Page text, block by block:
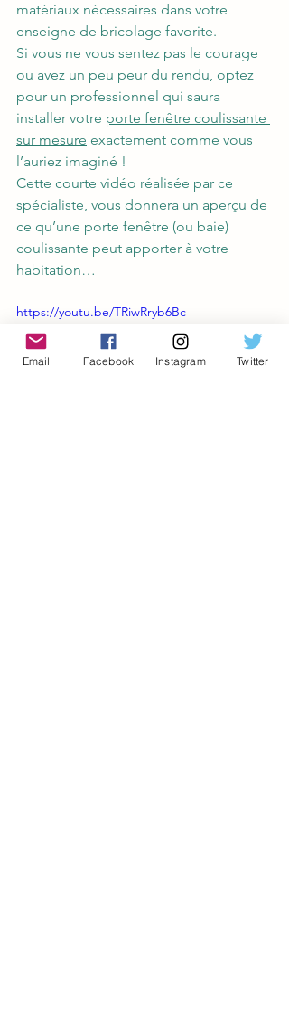
matériaux nécessaires dans votre
enseigne de bricolage favorite.
Si vous ne vous sentez pas le courage
ou avez un peu peur du rendu, optez
pour un professionnel qui saura
installer votre porte fenêtre coulissante
sur mesure exactement comme vous
l’auriez imaginé !
Cette courte vidéo réalisée par ce
spécialiste, vous donnera un aperçu de
ce qu’une porte fenêtre (ou baie)
coulissante peut apporter à votre
habitation…
https://youtu.be/TRiwRryb6Bc
Email Facebook Instagram Twitter